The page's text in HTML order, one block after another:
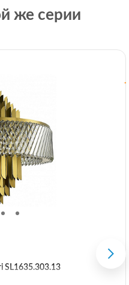
же серии
SL1635.303.13